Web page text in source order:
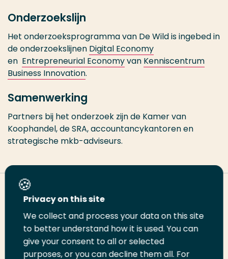
Onderzoekslijn
Het onderzoeksprogramma van De Wild is ingebed in
de onderzoekslijnen Digital Economy
en Entrepreneurial Economyvan Kenniscentrum
Business Innovation.
Samenwerking
Partners bij het onderzoek zijn de Kamer van
Koophandel, de SRA, accountancykantoren en
strategische mkb-adviseurs.
Deel deze pagina
DeelDeel
op
Deel
op
Email
deze
Print
deze
Privacy on this site
We collect and process your data on this site
to better understand how it is used. You can
give your consent to all or selected
purposes, or you can decline them all. For